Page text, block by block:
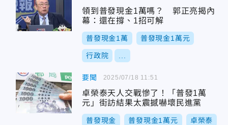
領到普發現金1萬嗎？ 郭正亮揭內
幕：還在撐、1招可解
普發現金1萬 普發現金1萬元
行政院
要聞
卓榮泰天人交戰慘了！「普發1萬
元」街訪結果太震撼嚇壞民進黨
普發現金 普發現金1萬元 卓榮泰
2025/07/18 11:51